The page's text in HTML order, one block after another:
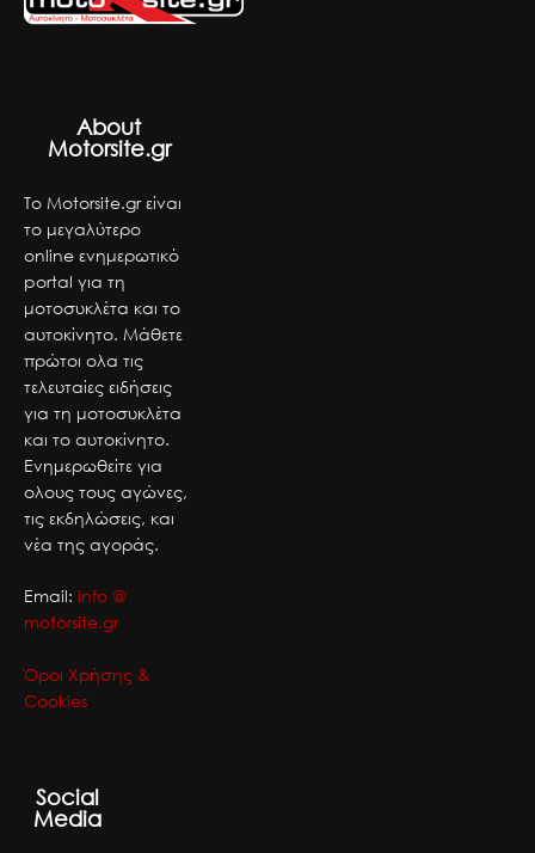
About
Motorsite.gr
Το Motorsite.gr είναι
το μεγαλύτερο
online ενημερωτικό
portal για τη
μοτοσυκλέτα και το
αυτοκίνητο. Μάθετε
πρώτοι ολα τις
τελευταίες ειδήσεις
για τη μοτοσυκλέτα
και το αυτοκίνητο.
Ενημερωθείτε για
ολους τους αγώνες,
τις εκδηλώσεις, και
νέα της αγοράς.
Email: info @
motorsite.gr
Όροι Χρήσης &
Cookies
Social
Media